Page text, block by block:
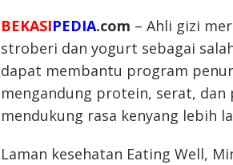
BEKASIPEDIA.com – Ahli gizi
stroberi dan yogurt sebagai
dapat membantu program
mengandung protein, serat,
mendukung rasa kenyang lebih
Laman kesehatan Eating Well,